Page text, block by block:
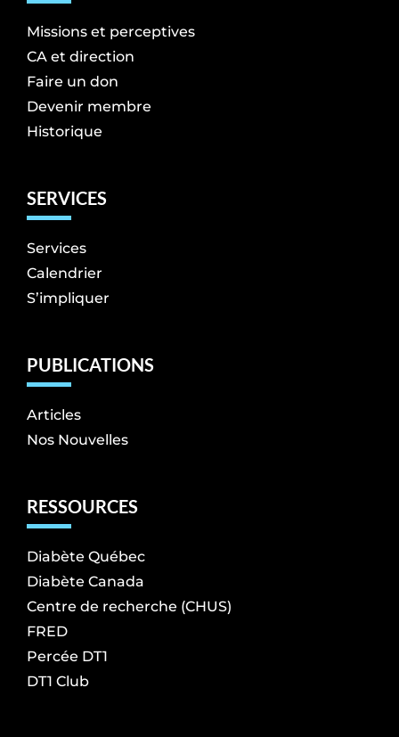
Missions et perceptives
CA et direction
Faire un don
Devenir membre
Historique
SERVICES
Services
Calendrier
S’impliquer
PUBLICATIONS
Articles
Nos Nouvelles
RESSOURCES
Diabète Québec
Diabète Canada
Centre de recherche (CHUS)
FRED
Percée DT1
DT1 Club